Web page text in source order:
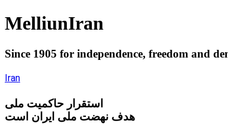
MelliunIran
Since 1905 for independence, freedom and
Iran
استقرار حاکميت ملی
هدف نهضت ملی ایران است